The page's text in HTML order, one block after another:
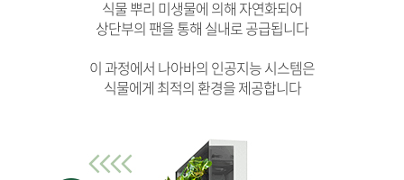
식물 뿌리 미생물에 의해 자연화되어
상단부의 팬을 통해 실내로 공급됩니다
이 과정에서 나아바의 인공지능 시스템은
식물에게 최적의 환경을 제공합니다